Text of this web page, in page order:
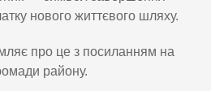
нового життєвого шляху.
про це з посиланням на
району.